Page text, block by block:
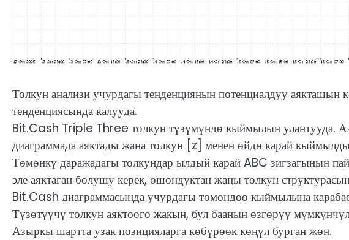
Толкун анализи учурдагы тенденциянын потенциалдуу аякташын
тенденциясында калууда.
Bit.Cash Triple Three толкун түзүмүндө кыймылын улантууда.
диаграммада аяктады жана толкун [z] менен өйдө карай
Төмөнкү даражадагы толкундар ылдый карай ABC зигзагынын
эле аяктаган болушу керек, ошондуктан жаңы толкун
Bit.Cash диаграммасында учурдагы төмөндөө кыймылына
Түзөтүүчү толкун аяктоого жакын, бул баанын өзгөрүү
Азыркы шартта узак позицияларга көбүрөөк көңүл бурган жөн.